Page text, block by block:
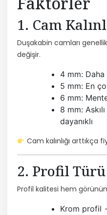
1. Cam
Duşakabin camları
değişir.
4 mm:
5 mm: En
6 mm:
8 mm:
dayanıklı
Cam kalınlığı arttıkça
2. Profil Türü
Profil kalitesi hem
Krom profil